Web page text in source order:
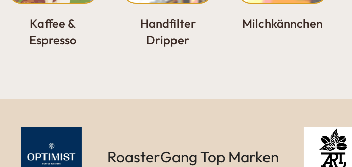
Kaffee &
Espresso
Handfilter
Dripper
Milchkännchen
RoasterGang Top Marken